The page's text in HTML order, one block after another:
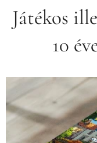
Játékos
10